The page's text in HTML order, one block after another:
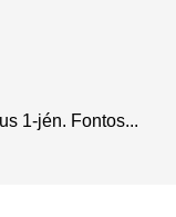
1-jén. Fontos...